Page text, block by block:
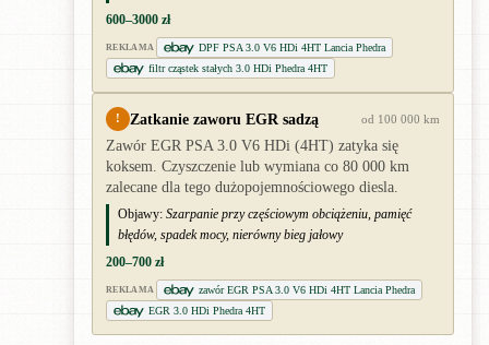
600–3000 zł
REKLAMA
DPF PSA 3.0 V6 HDi 4HT Lancia Phedra
filtr cząstek stałych 3.0 HDi Phedra 4HT
! Zatkanie zaworu EGR sadzą od 100 000 km
Zawór EGR PSA 3.0 V6 HDi (4HT) zatyka się
koksem. Czyszczenie lub wymiana co 80 000 km
zalecane dla tego dużopojemnościowego diesla.
Objawy: Szarpanie przy częściowym obciążeniu, pamięć
błędów, spadek mocy, nierówny bieg jałowy
200–700 zł
REKLAMA
zawór EGR PSA 3.0 V6 HDi 4HT Lancia Phedra
EGR 3.0 HDi Phedra 4HT